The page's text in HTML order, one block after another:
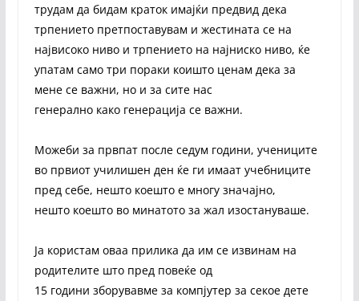
трудам да бидам краток имајќи предвид дека
трпението претпоставувам и жестината се на
највисоко ниво и трпението на најниско ниво, ќе
упатам само три пораки коишто ценам дека за
мене се важни, но и за сите нас
генерално како генерација се важни.
Можеби за првпат после седум години, учениците
во првиот училишен ден ќе ги имаат учебниците
пред себе, нешто коешто е многу значајно,
нешто коешто во минатото за жал изостануваше.
Ја користам оваа прилика да им се извинам на
родителите што пред повеќе од
15 години зборувавме за компјутер за секое дете